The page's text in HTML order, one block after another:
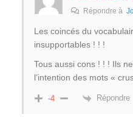
Répondre à
Les coincés du
insupportables ! ! !
Tous aussi cons ! ! ! Ils
l’intention des mots «
-4 Répondre